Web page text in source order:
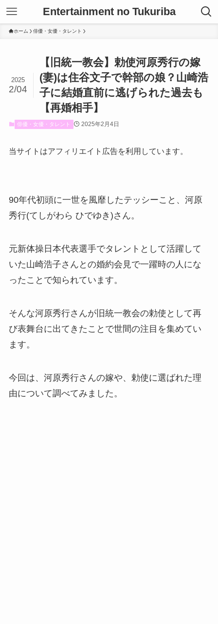
Entertainment no Tukuriba
ホーム 俳優・女優・タレント
【旧統一教会】勅使河原秀行の嫁
(妻)は住谷文子で幹部の娘？山崎浩
子に結婚直前に逃げられた過去も
【再婚相手】
2025
2/04
俳優・女優・タレント 2025年2月4日
当サイトはアフィリエイト広告を利用しています。
90年代初頭に一世を風靡したテッシーこと、河原
秀行(てしがわら ひでゆき)さん。
元新体操日本代表選手でタレントとして活躍して
いた山崎浩子さんとの婚約会見で一躍時の人にな
ったことで知られています。
そんな河原秀行さんが旧統一教会の勅使として再
び表舞台に出てきたことで世間の注目を集めてい
ます。
今回は、河原秀行さんの嫁や、勅使に選ばれた理
由について調べてみました。